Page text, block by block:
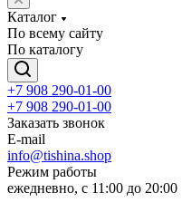
Каталог
По всему сайту
По каталогу
+7 908 290-01-00
+7 908 290-01-00
Заказать звонок
E-mail
info@tishina.shop
Режим работы
ежедневно, с 11:00 до 20:00